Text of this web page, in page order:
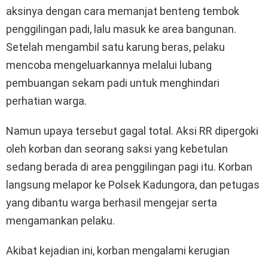
aksinya dengan cara memanjat benteng tembok
penggilingan padi, lalu masuk ke area bangunan.
Setelah mengambil satu karung beras, pelaku
mencoba mengeluarkannya melalui lubang
pembuangan sekam padi untuk menghindari
perhatian warga.
Namun upaya tersebut gagal total. Aksi RR dipergoki
oleh korban dan seorang saksi yang kebetulan
sedang berada di area penggilingan pagi itu. Korban
langsung melapor ke Polsek Kadungora, dan petugas
yang dibantu warga berhasil mengejar serta
mengamankan pelaku.
Akibat kejadian ini, korban mengalami kerugian